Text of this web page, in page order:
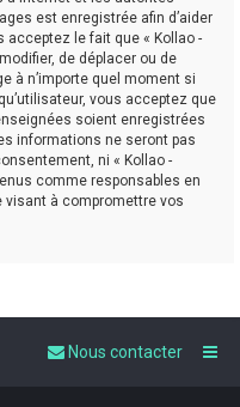
est enregistrée afin d’aider
le fait que « Kollao -
de déplacer ou de
à n’importe quel moment si
vous acceptez que
soient enregistrées
informations ne seront pas
ni « Kollao -
comme responsables en
à compromettre vos
Nous contacter